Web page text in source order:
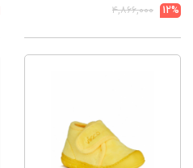
12%
۴,۸۶۶,۰۰۰